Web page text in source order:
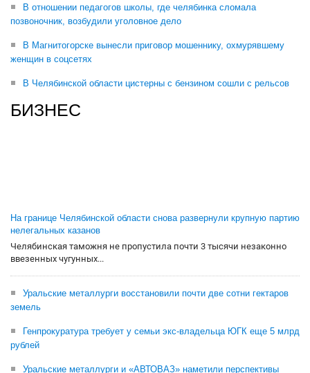
В отношении педагогов школы, где челябинка сломала
позвоночник, возбудили уголовное дело
В Магнитогорске вынесли приговор мошеннику, охмурявшему
женщин в соцсетях
В Челябинской области цистерны с бензином сошли с рельсов
БИЗНЕС
На границе Челябинской области снова развернули крупную партию
нелегальных казанов
Челябинская таможня не пропустила почти 3 тысячи незаконно
ввезенных чугунных...
Уральские металлурги восстановили почти две сотни гектаров
земель
Генпрокуратура требует у семьи экс-владельца ЮГК еще 5 млрд
рублей
Уральские металлурги и «АВТОВАЗ» наметили перспективы